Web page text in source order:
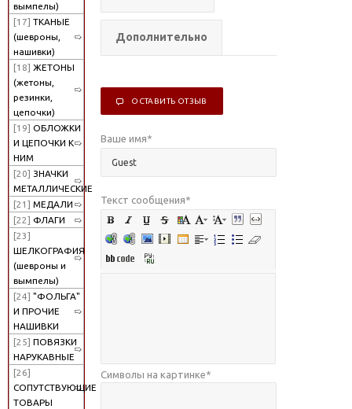
вымпелы)
[17] ТКАНЫЕ
(шевроны,
нашивки)
[18] ЖЕТОНЫ
(жетоны,
резинки,
цепочки)
[19] ОБЛОЖКИ
И ЦЕПОЧКИ К
НИМ
[20] ЗНАЧКИ
МЕТАЛЛИЧЕСКИЕ
[21] МЕДАЛИ
[22] ФЛАГИ
[23]
ШЕЛКОГРАФИЯ
(шевроны и
вымпелы)
[24] "ФОЛЬГА"
И ПРОЧИЕ
НАШИВКИ
[25] ПОВЯЗКИ
НАРУКАВНЫЕ
[26]
СОПУТСТВУЮЩИЕ
ТОВАРЫ
Дополнительно
ОСТАВИТЬ ОТЗЫВ
Ваше имя*
Текст сообщения*
Символы на картинке*